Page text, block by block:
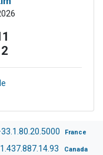
France
Canada